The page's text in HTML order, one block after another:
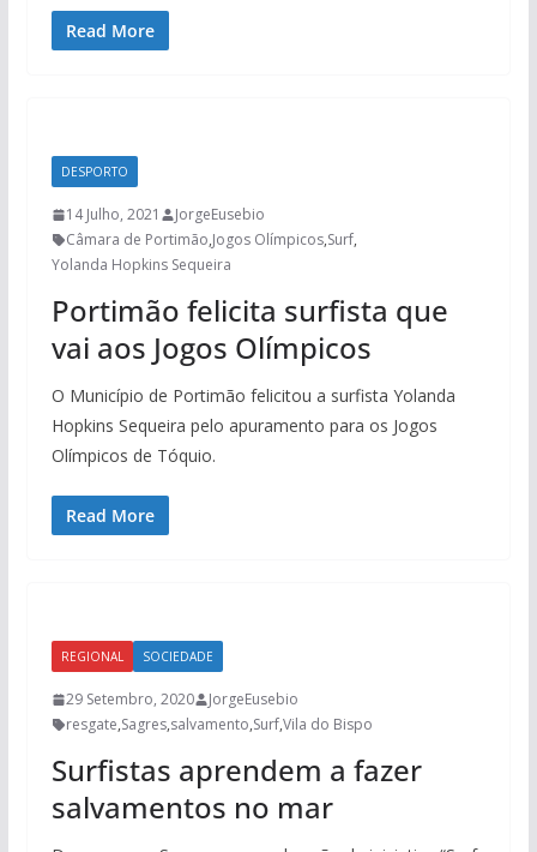
Read More
DESPORTO
14 Julho, 2021
JorgeEusebio
Câmara de Portimão,Jogos Olímpicos,Surf,
Yolanda Hopkins Sequeira
Portimão felicita surfista que
vai aos Jogos Olímpicos
O Município de Portimão felicitou a surfista Yolanda
Hopkins Sequeira pelo apuramento para os Jogos
Olímpicos de Tóquio.
Read More
REGIONAL SOCIEDADE
29 Setembro, 2020
JorgeEusebio
resgate,Sagres,salvamento,Surf,Vila do Bispo
Surfistas aprendem a fazer
salvamentos no mar